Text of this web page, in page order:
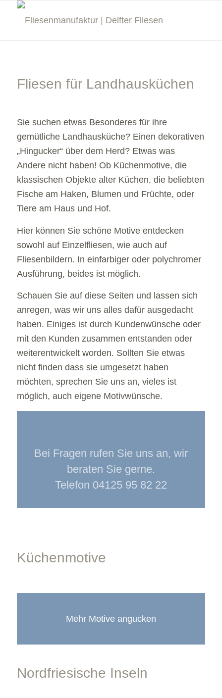
Fliesen für Landhausküchen
Sie suchen etwas Besonderes für ihre
gemütliche Landhausküche? Einen dekorativen
„Hingucker“ über dem Herd? Etwas was
Andere nicht haben! Ob Küchenmotive, die
klassischen Objekte alter Küchen, die beliebten
Fische am Haken, Blumen und Früchte, oder
Tiere am Haus und Hof.
Hier können Sie schöne Motive entdecken
sowohl auf Einzelfliesen, wie auch auf
Fliesenbildern. In einfarbiger oder polychromer
Ausführung, beides ist möglich.
Schauen Sie auf diese Seiten und lassen sich
anregen, was wir uns alles dafür ausgedacht
haben. Einiges ist durch Kundenwünsche oder
mit den Kunden zusammen entstanden oder
weiterentwickelt worden. Sollten Sie etwas
nicht finden dass sie umgesetzt haben
möchten, sprechen Sie uns an, vieles ist
möglich, auch eigene Motivwünsche.
Bei Fragen rufen Sie uns an, wir
beraten Sie gerne.
Telefon 04125 95 82 22
Küchenmotive
Mehr Motive angucken
Nordfriesische Inseln